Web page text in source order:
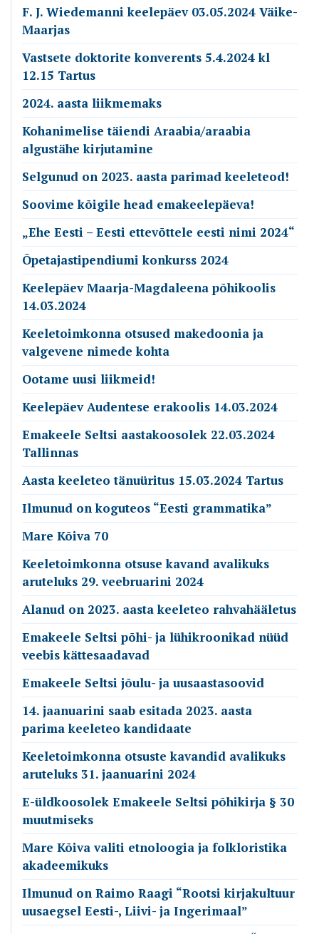
F. J. Wiedemanni keelepäev 03.05.2024 Väike-
Maarjas
Vastsete doktorite konverents 5.4.2024 kl
12.15 Tartus
2024. aasta liikmemaks
Kohanimelise täiendi Araabia/araabia
algustähe kirjutamine
Selgunud on 2023. aasta parimad keeleteod!
Soovime kõigile head emakeelepäeva!
„Ehe Eesti – Eesti ettevõttele eesti nimi 2024“
Õpetajastipendiumi konkurss 2024
Keelepäev Maarja-Magdaleena põhikoolis
14.03.2024
Keeletoimkonna otsused makedoonia ja
valgevene nimede kohta
Ootame uusi liikmeid!
Keelepäev Audentese erakoolis 14.03.2024
Emakeele Seltsi aastakoosolek 22.03.2024
Tallinnas
Aasta keeleteo tänuüritus 15.03.2024 Tartus
Ilmunud on koguteos “Eesti grammatika”
Mare Kõiva 70
Keeletoimkonna otsuse kavand avalikuks
aruteluks 29. veebruarini 2024
Alanud on 2023. aasta keeleteo rahvahääletus
Emakeele Seltsi põhi- ja lühikroonikad nüüd
veebis kättesaadavad
Emakeele Seltsi jõulu- ja uusaastasoovid
14. jaanuarini saab esitada 2023. aasta
parima keeleteo kandidaate
Keeletoimkonna otsuste kavandid avalikuks
aruteluks 31. jaanuarini 2024
E-üldkoosolek Emakeele Seltsi põhikirja § 30
muutmiseks
Mare Kõiva valiti etnoloogia ja folkloristika
akadeemikuks
Ilmunud on Raimo Raagi “Rootsi kirjakultuur
uusaegsel Eesti-, Liivi- ja Ingerimaal”